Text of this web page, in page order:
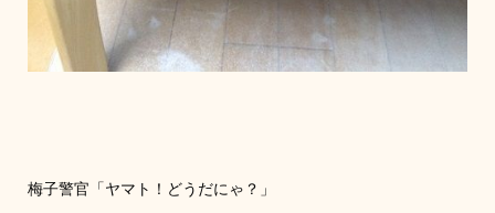
梅子警官「ヤマト！どうだにゃ？」